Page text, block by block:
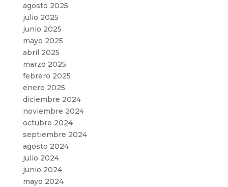
agosto 2025
julio 2025
junio 2025
mayo 2025
abril 2025
marzo 2025
febrero 2025
enero 2025
diciembre 2024
noviembre 2024
octubre 2024
septiembre 2024
agosto 2024
julio 2024
junio 2024
mayo 2024